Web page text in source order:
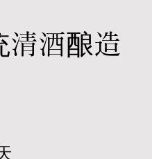
清酒酿造